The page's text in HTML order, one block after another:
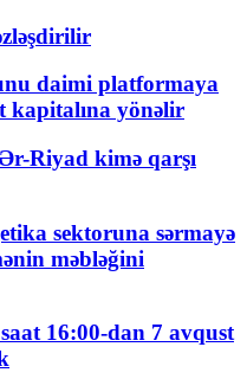
daimi platformaya
kapitalına yönəlir
Riyad kimə qarşı
sektoruna sərmayə
məbləğini
16:00-dan 7 avqust